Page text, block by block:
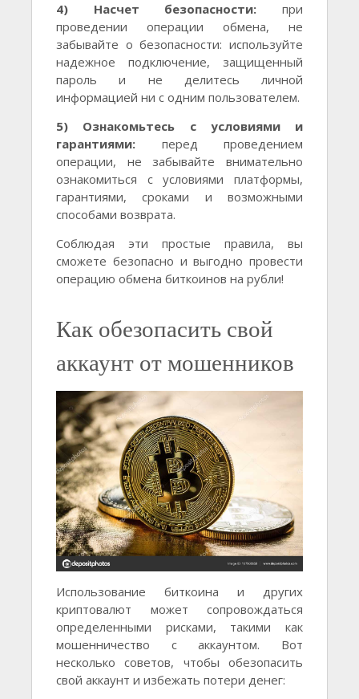
4) Насчет безопасности: при
проведении операции обмена, не
забывайте о безопасности: используйте
надежное подключение, защищенный
пароль и не делитесь личной
информацией ни с одним пользователем.
5) Ознакомьтесь с условиями и
гарантиями: перед проведением
операции, не забывайте внимательно
ознакомиться с условиями платформы,
гарантиями, сроками и возможными
способами возврата.
Соблюдая эти простые правила, вы
сможете безопасно и выгодно провести
операцию обмена биткоинов на рубли!
Как обезопасить свой
аккаунт от мошенников
Использование биткоина и других
криптовалют может сопровождаться
определенными рисками, такими как
мошенничество с аккаунтом. Вот
несколько советов, чтобы обезопасить
свой аккаунт и избежать потери денег: